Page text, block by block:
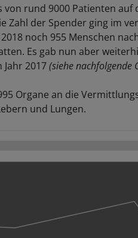
von rund 9000 Patienten
Zahl der Spender ging im
noch 955 Menschen
Es gab nun aber
2017(siehe nachfolgende
Organe an die
und Lungen.